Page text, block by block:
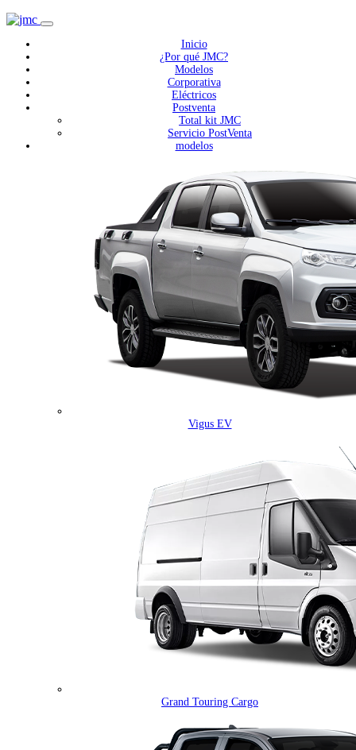
Inicio
¿Por qué JMC?
Modelos
Corporativa
Eléctricos
Postventa
Total kit JMC
Servicio PostVenta
modelos
Vigus EV
Grand Touring Cargo